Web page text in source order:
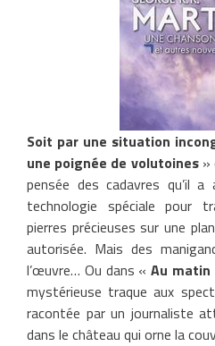
Soit par une situation
une poignée de volutoines»
pensée des cadavres qu’il a
technologie spéciale pour
pierres précieuses sur une
autorisée. Mais des
l’œuvre… Ou dans «Au matin
mystérieuse traque aux
racontée par un journaliste
dans le château qui orne la